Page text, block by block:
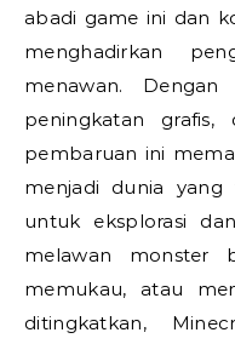
abadi game ini dan
menghadirkan
menawan.
peningkatan grafis,
pembaruan ini
menjadi dunia
untuk eksplorasi
melawan monster
memukau, atau
ditingkatkan,